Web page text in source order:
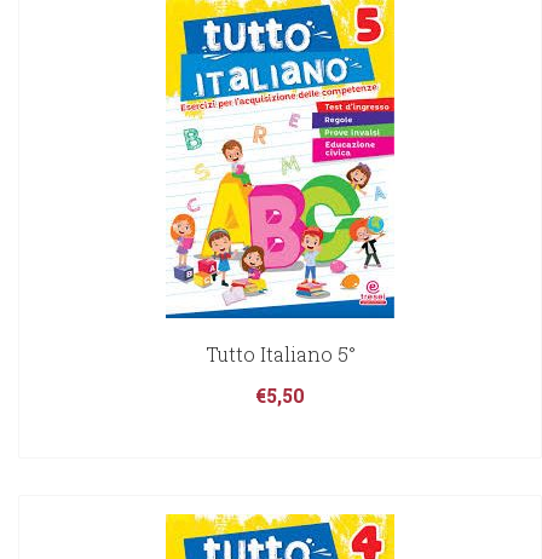
Tutto Italiano 5°
€5,50